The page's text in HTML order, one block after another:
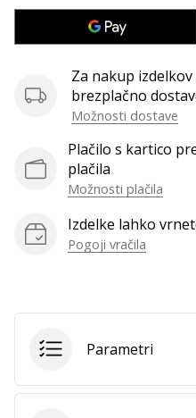
navdušenec/ka,
Pridruži
kot
brend
ambasador/ka.
članke
Za nakup izdelkov
brezplačno
Možnosti dostave
Plačilo s kartico
plačila
Možnosti plačila
Izdelke lahko
Pogoji vračila
Parametri